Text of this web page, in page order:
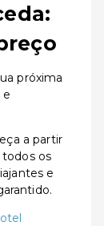
próxima
e
a partir
os
e